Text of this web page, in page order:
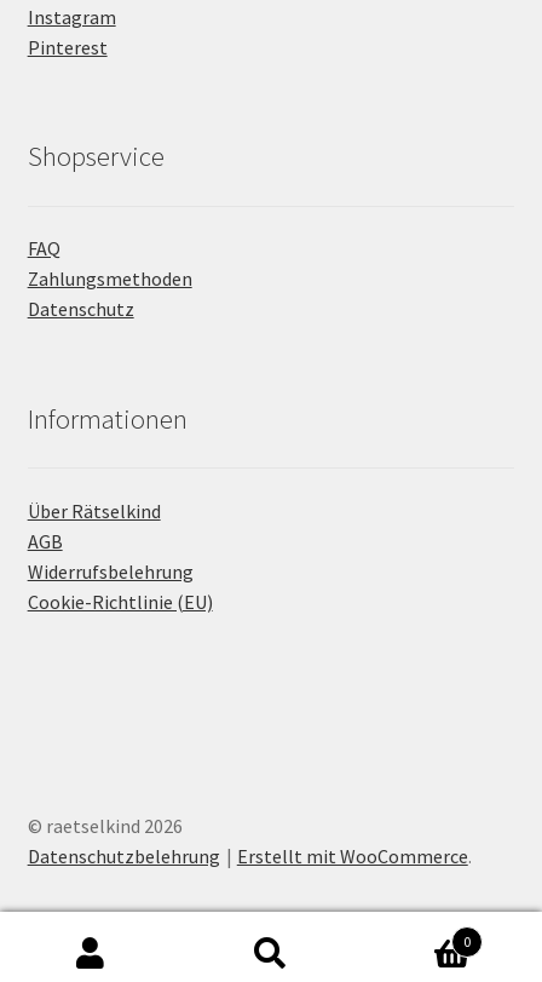
Instagram
Pinterest
Shopservice
FAQ
Zahlungsmethoden
Datenschutz
Informationen
Über Rätselkind
AGB
Widerrufsbelehrung
Cookie-Richtlinie (EU)
© raetselkind 2026
Datenschutzbelehrung
Erstellt mit WooCommerce.
0